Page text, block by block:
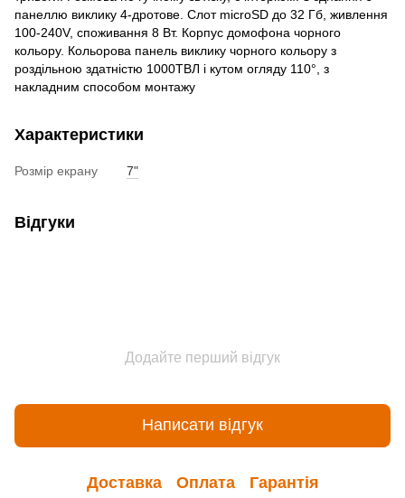
панеллю виклику 4-дротове. Слот microSD до 32 Гб, живлення
100-240V, споживання 8 Вт. Корпус домофона чорного
кольору. Кольорова панель виклику чорного кольору з
роздільною здатністю 1000ТВЛ і кутом огляду 110°, з
накладним способом монтажу
Характеристики
Розмір екрану 7"
Відгуки
Додайте перший відгук
Написати відгук
Доставка Оплата Гарантія